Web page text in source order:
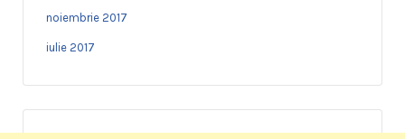
noiembrie 2017
iulie 2017